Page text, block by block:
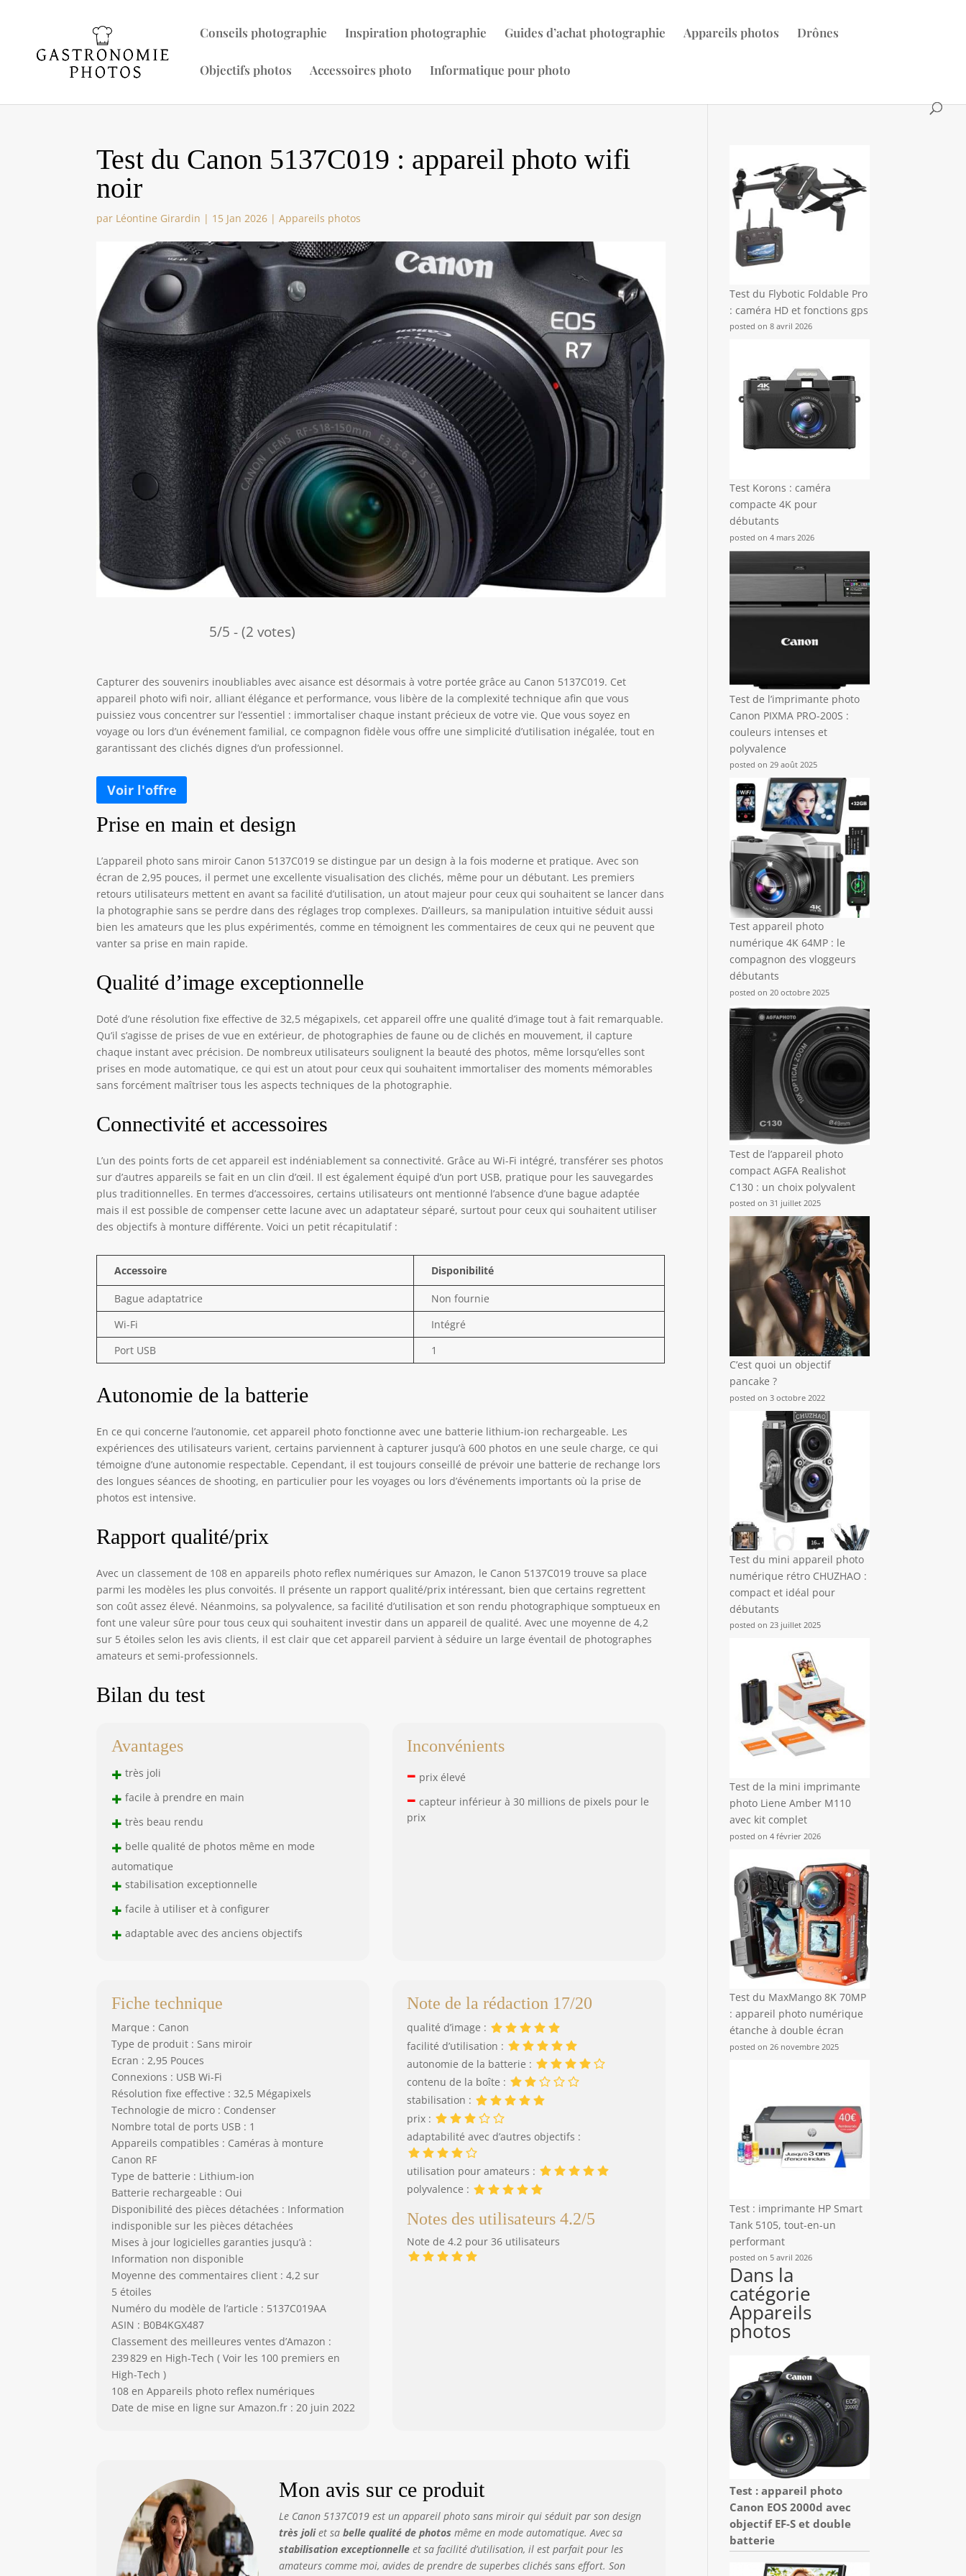
Conseils photographie Inspiration photographie Guides d’achat photographie Appareils photos Drônes
Objectifs photos Accessoires photo Informatique pour photo
Test du Canon 5137C019 : appareil photo wifi
noir
par Léontine Girardin | 15 Jan 2026 |Appareils photos
5/5 - (2 votes)
Capturer des souvenirs inoubliables avec aisance est désormais à votre portée grâce au Canon 5137C019. Cet
appareil photo wifi noir, alliant élégance et performance, vous libère de la complexité technique afin que vous
puissiez vous concentrer sur l’essentiel : immortaliser chaque instant précieux de votre vie. Que vous soyez en
voyage ou lors d’un événement familial, ce compagnon fidèle vous offre une simplicité d’utilisation inégalée, tout en
garantissant des clichés dignes d’un professionnel.
Prise en main et design
L’appareil photo sans miroir Canon 5137C019 se distingue par un design à la fois moderne et pratique. Avec son
écran de 2,95 pouces, il permet une excellente visualisation des clichés, même pour un débutant. Les premiers
retours utilisateurs mettent en avant sa facilité d’utilisation, un atout majeur pour ceux qui souhaitent se lancer dans
la photographie sans se perdre dans des réglages trop complexes. D’ailleurs, sa manipulation intuitive séduit aussi
bien les amateurs que les plus expérimentés, comme en témoignent les commentaires de ceux qui ne peuvent que
vanter sa prise en main rapide.
Qualité d’image exceptionnelle
Doté d’une résolution fixe effective de 32,5 mégapixels, cet appareil offre une qualité d’image tout à fait remarquable.
Qu’il s’agisse de prises de vue en extérieur, de photographies de faune ou de clichés en mouvement, il capture
chaque instant avec précision. De nombreux utilisateurs soulignent la beauté des photos, même lorsqu’elles sont
prises en mode automatique, ce qui est un atout pour ceux qui souhaitent immortaliser des moments mémorables
sans forcément maîtriser tous les aspects techniques de la photographie.
Connectivité et accessoires
L’un des points forts de cet appareil est indéniablement sa connectivité. Grâce au Wi-Fi intégré, transférer ses photos
sur d’autres appareils se fait en un clin d’œil. Il est également équipé d’un port USB, pratique pour les sauvegardes
plus traditionnelles. En termes d’accessoires, certains utilisateurs ont mentionné l’absence d’une bague adaptée
mais il est possible de compenser cette lacune avec un adaptateur séparé, surtout pour ceux qui souhaitent utiliser
des objectifs à monture différente. Voici un petit récapitulatif :
Accessoire Disponibilité
Bague adaptatrice
Non fournie
Wi-Fi
Intégré
Port USB
1
Autonomie de la batterie
En ce qui concerne l’autonomie, cet appareil photo fonctionne avec une batterie lithium-ion rechargeable. Les
expériences des utilisateurs varient, certains parviennent à capturer jusqu’à 600 photos en une seule charge, ce qui
témoigne d’une autonomie respectable. Cependant, il est toujours conseillé de prévoir une batterie de rechange lors
des longues séances de shooting, en particulier pour les voyages ou lors d’événements importants où la prise de
photos est intensive.
Rapport qualité/prix
Avec un classement de 108 en appareils photo reflex numériques sur Amazon, le Canon 5137C019 trouve sa place
parmi les modèles les plus convoités. Il présente un rapport qualité/prix intéressant, bien que certains regrettent
son coût assez élevé. Néanmoins, sa polyvalence, sa facilité d’utilisation et son rendu photographique somptueux en
font une valeur sûre pour tous ceux qui souhaitent investir dans un appareil de qualité. Avec une moyenne de 4,2
sur 5 étoiles selon les avis clients, il est clair que cet appareil parvient à séduire un large éventail de photographes
amateurs et semi-professionnels.
Bilan du test
Avantages
+ très joli
+ facile à prendre en main
+ très beau rendu
+ belle qualité de photos même en mode
automatique
+ stabilisation exceptionnelle
+ facile à utiliser et à configurer
+ adaptable avec des anciens objectifs
Inconvénients
– prix élevé
– capteur inférieur à 30 millions de pixels pour le
prix
Fiche technique
Marque : Canon
Type de produit : Sans miroir
Ecran : 2,95 Pouces
Connexions : USB Wi-Fi
Résolution fixe effective : 32,5 Mégapixels
Technologie de micro : Condenser
Nombre total de ports USB : 1
Appareils compatibles : Caméras à monture
Canon RF
Type de batterie : Lithium-ion
Batterie rechargeable : Oui
Disponibilité des pièces détachées : Information
indisponible sur les pièces détachées
Mises à jour logicielles garanties jusqu’à :
Information non disponible
Moyenne des commentaires client : 4,2 sur
5 étoiles
Numéro du modèle de l’article : 5137C019AA
ASIN : B0B4KGX487
Classement des meilleures ventes d’Amazon :
239 829 en High-Tech ( Voir les 100 premiers en
High-Tech )
108 en Appareils photo reflex numériques
Date de mise en ligne sur Amazon.fr : 20 juin 2022
Note de la rédaction 17/20
qualité d’image :
facilité d’utilisation :
autonomie de la batterie :
contenu de la boîte :
stabilisation :
prix :
adaptabilité avec d’autres objectifs :
utilisation pour amateurs :
polyvalence :
Notes des utilisateurs 4.2/5
Note de 4.2 pour 36 utilisateurs
Mon avis sur ce produit
Le Canon 5137C019 est un appareil photo sans miroir qui séduit par son design
très joliet sabelle qualité de photos même en mode automatique. Avec sa
stabilisation exceptionnelle et sa facilité d’utilisation, il est parfait pour les
amateurs comme moi, avides de prendre de superbes clichés sans effort. Son
Test du Flybotic Foldable Pro
: caméra HD et fonctions gps
posted on 8 avril 2026
Test Korons : caméra
compacte 4K pour
débutants
posted on 4 mars 2026
Test de l’imprimante photo
Canon PIXMA PRO-200S :
couleurs intenses et
polyvalence
posted on 29 août 2025
Test appareil photo
numérique 4K 64MP : le
compagnon des vloggeurs
débutants
posted on 20 octobre 2025
Test de l’appareil photo
compact AGFA Realishot
C130 : un choix polyvalent
posted on 31 juillet 2025
C’est quoi un objectif
pancake ?
posted on 3 octobre 2022
Test du mini appareil photo
numérique rétro CHUZHAO :
compact et idéal pour
débutants
posted on 23 juillet 2025
Test de la mini imprimante
photo Liene Amber M110
avec kit complet
posted on 4 février 2026
Test du MaxMango 8K 70MP
: appareil photo numérique
étanche à double écran
posted on 26 novembre 2025
Test : imprimante HP Smart
Tank 5105, tout-en-un
performant
posted on 5 avril 2026
Dans la
catégorie
Appareils
photos
Test : appareil photo
Canon EOS 2000d avec
objectif EF-S et double
batterie